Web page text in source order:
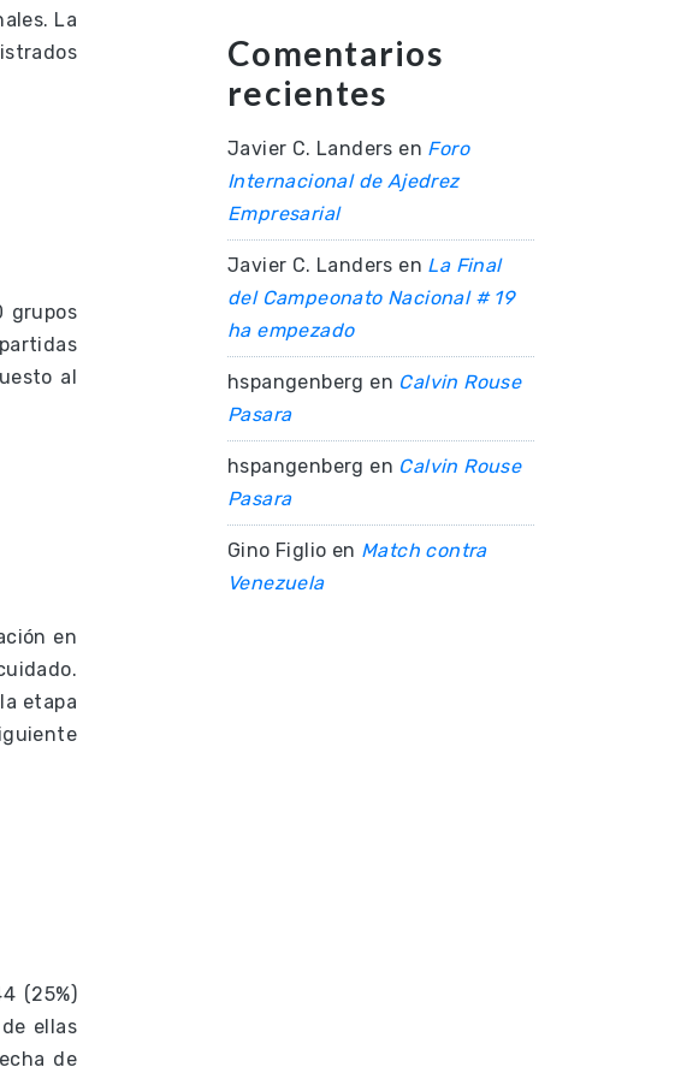
La
grupos
al
en
etapa
(25%)
ellas
de
Comentarios
recientes
Javier C. Landers en Foro
Internacional de Ajedrez
Empresarial
Javier C. Landers en La Final
del Campeonato Nacional # 19
ha empezado
hspangenberg en Calvin Rouse
Pasara
hspangenberg en Calvin Rouse
Pasara
Gino Figlio en Match contra
Venezuela